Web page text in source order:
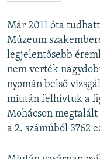
Már 2011 óta
Múzeum
legjelentősebb
nem verték
nyomán belső
miután felhívtuk a
Mohácson
a 2. számúból 3762